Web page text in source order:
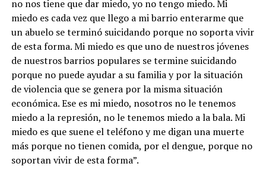
no nos tiene que dar miedo, yo no tengo miedo. Mi
miedo es cada vez que llego a mi barrio enterarme que
un abuelo se terminó suicidando porque no soporta vivir
de esta forma. Mi miedo es que uno de nuestros jóvenes
de nuestros barrios populares se termine suicidando
porque no puede ayudar a su familia y por la situación
de violencia que se genera por la misma situación
económica. Ese es mi miedo, nosotros no le tenemos
miedo a la represión, no le tenemos miedo a la bala. Mi
miedo es que suene el teléfono y me digan una muerte
más porque no tienen comida, por el dengue, porque no
soportan vivir de esta forma”.